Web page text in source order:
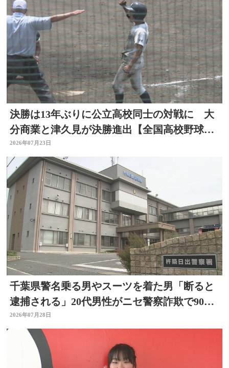
決勝は13年ぶりに公立高校同士の対戦に 大
分商業と津久見が決勝進出【全国高校野球選
手権大分大会】
2026年07月23日
千葉県警名乗る男やスーツを着た男「断ると
逮捕される」20代男性がニセ警察詐欺で90万
円被害 大分
2026年07月28日